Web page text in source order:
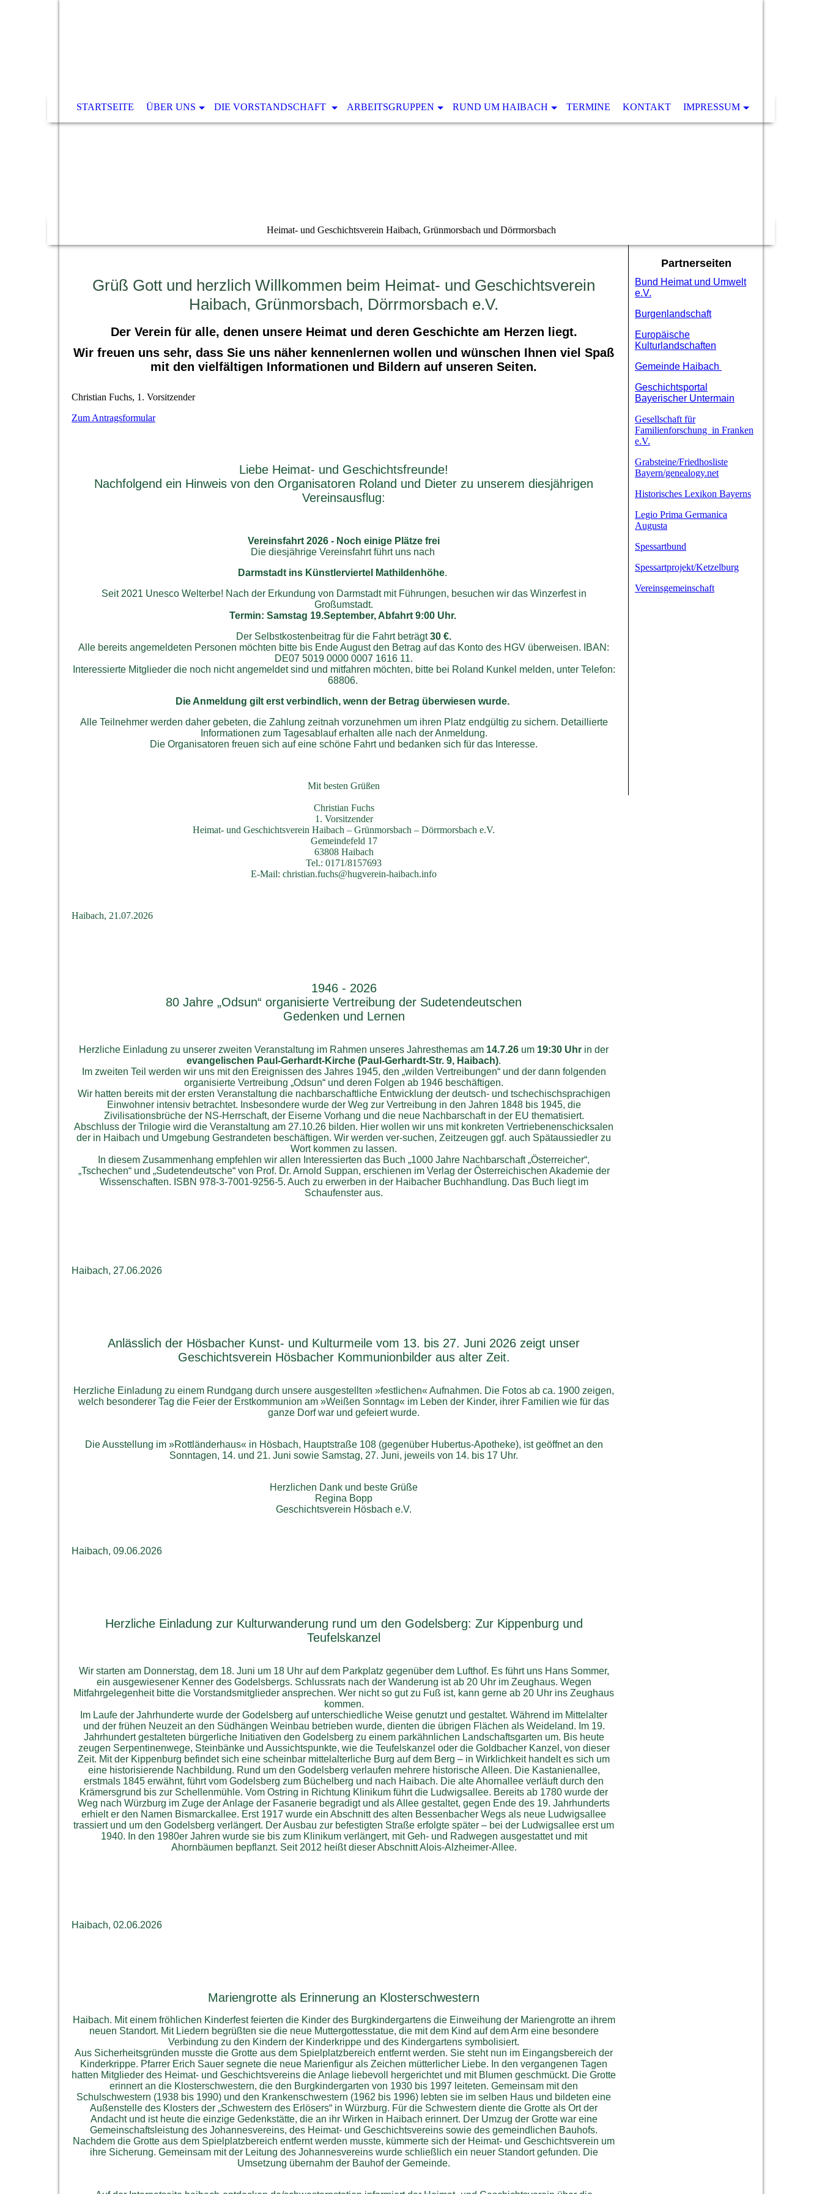
STARTSEITE ÜBER UNS DIE VORSTANDSCHAFT ARBEITSGRUPPEN RUND UM HAIBACH TERMINE KONTAKT IMPRESSUM
Heimat- und Geschichtsverein Haibach, Grünmorsbach und Dörrmorsbach
Grüß Gott und herzlich Willkommen beim Heimat- und Geschichtsverein
Haibach, Grünmorsbach, Dörrmorsbach e.V.
Der Verein für alle, denen unsere Heimat und deren Geschichte am Herzen liegt.
Wir freuen uns sehr, dass Sie uns näher kennenlernen wollen und wünschen Ihnen viel Spaß
mit den vielfältigen Informationen und Bildern auf unseren Seiten.
Christian Fuchs, 1. Vorsitzender
Zum Antragsformular
Liebe Heimat- und Geschichtsfreunde!
Nachfolgend ein Hinweis von den Organisatoren Roland und Dieter zu unserem diesjährigen
Vereinsausflug:
Vereinsfahrt 2026 - Noch einige Plätze frei
Die diesjährige Vereinsfahrt führt uns nach
Darmstadt ins Künstlerviertel Mathildenhöhe.
Seit 2021 Unesco Welterbe! Nach der Erkundung von Darmstadt mit Führungen, besuchen wir das Winzerfest in
Großumstadt.
Termin: Samstag 19.September, Abfahrt 9:00 Uhr.
Der Selbstkostenbeitrag für die Fahrt beträgt30 €.
Alle bereits angemeldeten Personen möchten bitte bis Ende August den Betrag auf das Konto des HGV überweisen. IBAN:
DE07 5019 0000 0007 1616 11.
Interessierte Mitglieder die noch nicht angemeldet sind und mitfahren möchten, bitte bei Roland Kunkel melden, unter Telefon:
68806.
Die Anmeldung gilt erst verbindlich, wenn der Betrag überwiesen wurde.
Alle Teilnehmer werden daher gebeten, die Zahlung zeitnah vorzunehmen um ihren Platz endgültig zu sichern. Detaillierte
Informationen zum Tagesablauf erhalten alle nach der Anmeldung.
Die Organisatoren freuen sich auf eine schöne Fahrt und bedanken sich für das Interesse.
Mit besten Grüßen
Christian Fuchs
1. Vorsitzender
Heimat- und Geschichtsverein Haibach – Grünmorsbach – Dörrmorsbach e.V.
Gemeindefeld 17
63808 Haibach
Tel.: 0171/8157693
E-Mail: christian.fuchs@hugverein-haibach.info
Haibach, 21.07.2026
1946 - 2026
80 Jahre „Odsun“ organisierte Vertreibung der Sudetendeutschen
Gedenken und Lernen
Herzliche Einladung zu unserer zweiten Veranstaltung im Rahmen unseres Jahresthemas am 14.7.26 um 19:30 Uhr in der
evangelischen Paul-Gerhardt-Kirche (Paul-Gerhardt-Str. 9, Haibach).
Im zweiten Teil werden wir uns mit den Ereignissen des Jahres 1945, den „wilden Vertreibungen“ und der dann folgenden
organisierte Vertreibung „Odsun“ und deren Folgen ab 1946 beschäftigen.
Wir hatten bereits mit der ersten Veranstaltung die nachbarschaftliche Entwicklung der deutsch- und tschechischsprachigen
Einwohner intensiv betrachtet. Insbesondere wurde der Weg zur Vertreibung in den Jahren 1848 bis 1945, die
Zivilisationsbrüche der NS-Herrschaft, der Eiserne Vorhang und die neue Nachbarschaft in der EU thematisiert.
Abschluss der Trilogie wird die Veranstaltung am 27.10.26 bilden. Hier wollen wir uns mit konkreten Vertriebenenschicksalen
der in Haibach und Umgebung Gestrandeten beschäftigen. Wir werden ver-suchen, Zeitzeugen ggf. auch Spätaussiedler zu
Wort kommen zu lassen.
In diesem Zusammenhang empfehlen wir allen Interessierten das Buch „1000 Jahre Nachbarschaft „Österreicher“,
„Tschechen“ und „Sudetendeutsche“ von Prof. Dr. Arnold Suppan, erschienen im Verlag der Österreichischen Akademie der
Wissenschaften. ISBN 978-3-7001-9256-5. Auch zu erwerben in der Haibacher Buchhandlung. Das Buch liegt im
Schaufenster aus.
Haibach, 27.06.2026
Anlässlich der Hösbacher Kunst- und Kulturmeile vom 13. bis 27. Juni 2026 zeigt unser
Geschichtsverein Hösbacher Kommunionbilder aus alter Zeit.
Herzliche Einladung zu einem Rundgang durch unsere ausgestellten »festlichen« Aufnahmen. Die Fotos ab ca. 1900 zeigen,
welch besonderer Tag die Feier der Erstkommunion am »Weißen Sonntag« im Leben der Kinder, ihrer Familien wie für das
ganze Dorf war und gefeiert wurde.
Die Ausstellung im »Rottländerhaus« in Hösbach, Hauptstraße 108 (gegenüber Hubertus-Apotheke), ist geöffnet an den
Sonntagen, 14. und 21. Juni sowie Samstag, 27. Juni, jeweils von 14. bis 17 Uhr.
Herzlichen Dank und beste Grüße
Regina Bopp
Geschichtsverein Hösbach e.V.
Haibach, 09.06.2026
Herzliche Einladung zur Kulturwanderung rund um den Godelsberg: Zur Kippenburg und
Teufelskanzel
Wir starten am Donnerstag, dem 18. Juni um 18 Uhr auf dem Parkplatz gegenüber dem Lufthof. Es führt uns Hans Sommer,
ein ausgewiesener Kenner des Godelsbergs. Schlussrats nach der Wanderung ist ab 20 Uhr im Zeughaus. Wegen
Mitfahrgelegenheit bitte die Vorstandsmitglieder ansprechen. Wer nicht so gut zu Fuß ist, kann gerne ab 20 Uhr ins Zeughaus
kommen.
Im Laufe der Jahrhunderte wurde der Godelsberg auf unterschiedliche Weise genutzt und gestaltet. Während im Mittelalter
und der frühen Neuzeit an den Südhängen Weinbau betrieben wurde, dienten die übrigen Flächen als Weideland. Im 19.
Jahrhundert gestalteten bürgerliche Initiativen den Godelsberg zu einem parkähnlichen Landschaftsgarten um. Bis heute
zeugen Serpentinenwege, Steinbänke und Aussichtspunkte, wie die Teufelskanzel oder die Goldbacher Kanzel, von dieser
Zeit. Mit der Kippenburg befindet sich eine scheinbar mittelalterliche Burg auf dem Berg – in Wirklichkeit handelt es sich um
eine historisierende Nachbildung. Rund um den Godelsberg verlaufen mehrere historische Alleen. Die Kastanienallee,
erstmals 1845 erwähnt, führt vom Godelsberg zum Büchelberg und nach Haibach. Die alte Ahornallee verläuft durch den
Krämersgrund bis zur Schellenmühle. Vom Ostring in Richtung Klinikum führt die Ludwigsallee. Bereits ab 1780 wurde der
Weg nach Würzburg im Zuge der Anlage der Fasanerie begradigt und als Allee gestaltet, gegen Ende des 19. Jahrhunderts
erhielt er den Namen Bismarckallee. Erst 1917 wurde ein Abschnitt des alten Bessenbacher Wegs als neue Ludwigsallee
trassiert und um den Godelsberg verlängert. Der Ausbau zur befestigten Straße erfolgte später – bei der Ludwigsallee erst um
1940. In den 1980er Jahren wurde sie bis zum Klinikum verlängert, mit Geh- und Radwegen ausgestattet und mit
Ahornbäumen bepflanzt. Seit 2012 heißt dieser Abschnitt Alois-Alzheimer-Allee.
Haibach, 02.06.2026
Mariengrotte als Erinnerung an Klosterschwestern
Haibach. Mit einem fröhlichen Kinderfest feierten die Kinder des Burgkindergartens die Einweihung der Mariengrotte an ihrem
neuen Standort. Mit Liedern begrüßten sie die neue Muttergottesstatue, die mit dem Kind auf dem Arm eine besondere
Verbindung zu den Kindern der Kinderkrippe und des Kindergartens symbolisiert.
Aus Sicherheitsgründen musste die Grotte aus dem Spielplatzbereich entfernt werden. Sie steht nun im Eingangsbereich der
Kinderkrippe. Pfarrer Erich Sauer segnete die neue Marienfigur als Zeichen mütterlicher Liebe. In den vergangenen Tagen
hatten Mitglieder des Heimat- und Geschichtsvereins die Anlage liebevoll hergerichtet und mit Blumen geschmückt. Die Grotte
erinnert an die Klosterschwestern, die den Burgkindergarten von 1930 bis 1997 leiteten. Gemeinsam mit den
Schulschwestern (1938 bis 1990) und den Krankenschwestern (1962 bis 1996) lebten sie im selben Haus und bildeten eine
Außenstelle des Klosters der „Schwestern des Erlösers“ in Würzburg. Für die Schwestern diente die Grotte als Ort der
Andacht und ist heute die einzige Gedenkstätte, die an ihr Wirken in Haibach erinnert. Der Umzug der Grotte war eine
Gemeinschaftsleistung des Johannesvereins, des Heimat- und Geschichtsvereins sowie des gemeindlichen Bauhofs.
Nachdem die Grotte aus dem Spielplatzbereich entfernt werden musste, kümmerte sich der Heimat- und Geschichtsverein um
ihre Sicherung. Gemeinsam mit der Leitung des Johannesvereins wurde schließlich ein neuer Standort gefunden. Die
Umsetzung übernahm der Bauhof der Gemeinde.
Partnerseiten
Bund Heimat und Umwelt
e.V.
Burgenlandschaft
Europäische
Kulturlandschaften
Gemeinde Haibach
Geschichtsportal
Bayerischer Untermain
Gesellschaft für
Familienforschung in Franken
e.V.
Grabsteine/Friedhosliste
Bayern/genealogy.net
Historisches Lexikon Bayerns
Legio Prima Germanica
Augusta
Spessartbund
Spessartprojekt/Ketzelburg
Vereinsgemeinschaft